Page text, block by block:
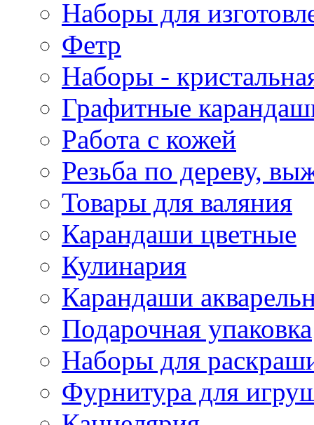
Наборы для
Фетр
Наборы -
Графитные
Работа с кожей
Резьба по дереву,
Товары для валяния
Карандаши цветные
Кулинария
Карандаши
Подарочная упаковка
Наборы для
Фурнитура для